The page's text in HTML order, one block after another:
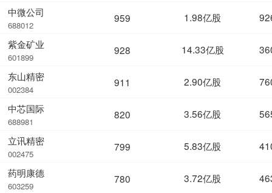
中微公司
688012
紫金矿业
601899
东山精密
002384
中芯国际
688981
立讯精密
002475
药明康德
603259
959 1.98亿股
928 14.33亿股
911 2.90亿股
820 3.56亿股
799 5.83亿股
780 3.72亿股